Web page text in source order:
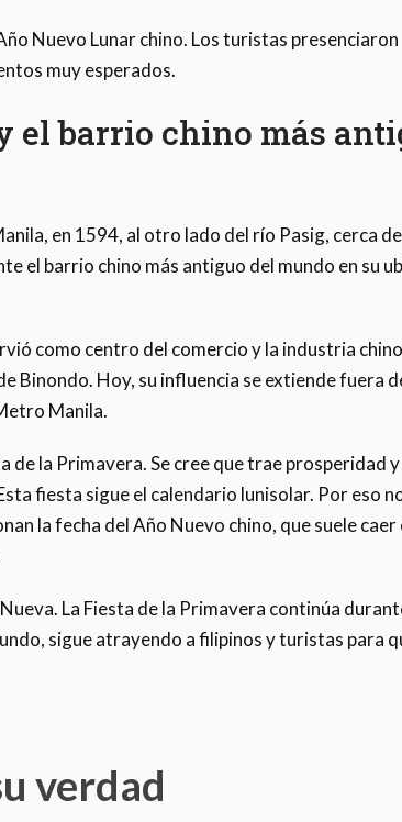
Nuevo Lunar chino. Los turistas presenciaron
muy esperados.
el barrio chino más
en 1594, al otro lado del río Pasig, cerca de
el barrio chino más antiguo del mundo en su
como centro del comercio y la industria
Binondo. Hoy, su influencia se extiende fuera
Manila.
de la Primavera. Se cree que trae prosperidad
fiesta sigue el calendario lunisolar. Por eso
la fecha del Año Nuevo chino, que suele caer
La Fiesta de la Primavera continúa
sigue atrayendo a filipinos y turistas para
verdad